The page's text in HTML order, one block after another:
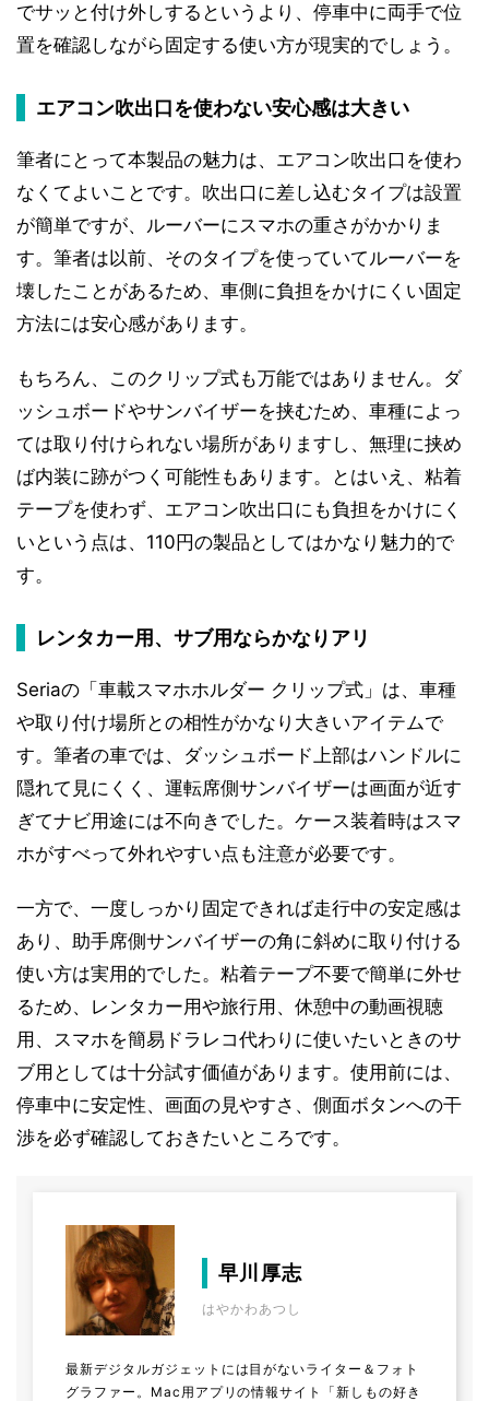
でサッと付け外しするというより、停車中に両手で位
置を確認しながら固定する使い方が現実的でしょう。
エアコン吹出口を使わない安心感は大きい
筆者にとって本製品の魅力は、エアコン吹出口を使わ
なくてよいことです。吹出口に差し込むタイプは設置
が簡単ですが、ルーバーにスマホの重さがかかりま
す。筆者は以前、そのタイプを使っていてルーバーを
壊したことがあるため、車側に負担をかけにくい固定
方法には安心感があります。
もちろん、このクリップ式も万能ではありません。ダ
ッシュボードやサンバイザーを挟むため、車種によっ
ては取り付けられない場所がありますし、無理に挟め
ば内装に跡がつく可能性もあります。とはいえ、粘着
テープを使わず、エアコン吹出口にも負担をかけにく
いという点は、110円の製品としてはかなり魅力的で
す。
レンタカー用、サブ用ならかなりアリ
Seriaの「車載スマホホルダー クリップ式」は、車種
や取り付け場所との相性がかなり大きいアイテムで
す。筆者の車では、ダッシュボード上部はハンドルに
隠れて見にくく、運転席側サンバイザーは画面が近す
ぎてナビ用途には不向きでした。ケース装着時はスマ
ホがすべって外れやすい点も注意が必要です。
一方で、一度しっかり固定できれば走行中の安定感は
あり、助手席側サンバイザーの角に斜めに取り付ける
使い方は実用的でした。粘着テープ不要で簡単に外せ
るため、レンタカー用や旅行用、休憩中の動画視聴
用、スマホを簡易ドラレコ代わりに使いたいときのサ
ブ用としては十分試す価値があります。使用前には、
停車中に安定性、画面の見やすさ、側面ボタンへの干
渉を必ず確認しておきたいところです。
早川厚志
はやかわあつし
最新デジタルガジェットには目がないライター＆フォト
グラファー。Mac用アプリの情報サイト「新しもの好き